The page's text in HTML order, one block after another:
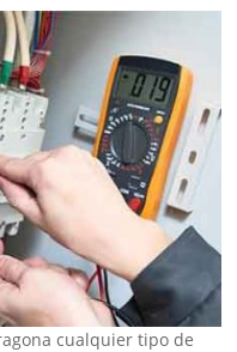
cualquier tipo de